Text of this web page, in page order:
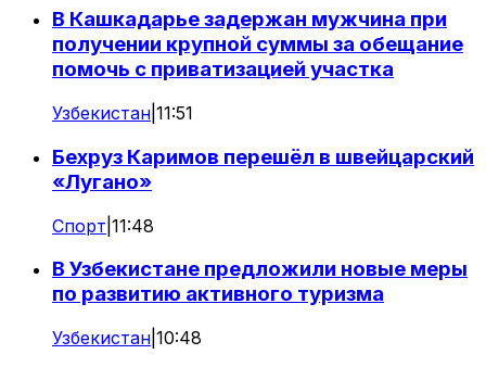
В Кашкадарье задержан мужчина при
получении крупной суммы за обещание
помочь с приватизацией участка
Узбекистан 11:51
Бехруз Каримов перешёл в швейцарский
«Лугано»
Спорт 11:48
В Узбекистане предложили новые меры
по развитию активного туризма
Узбекистан 10:48